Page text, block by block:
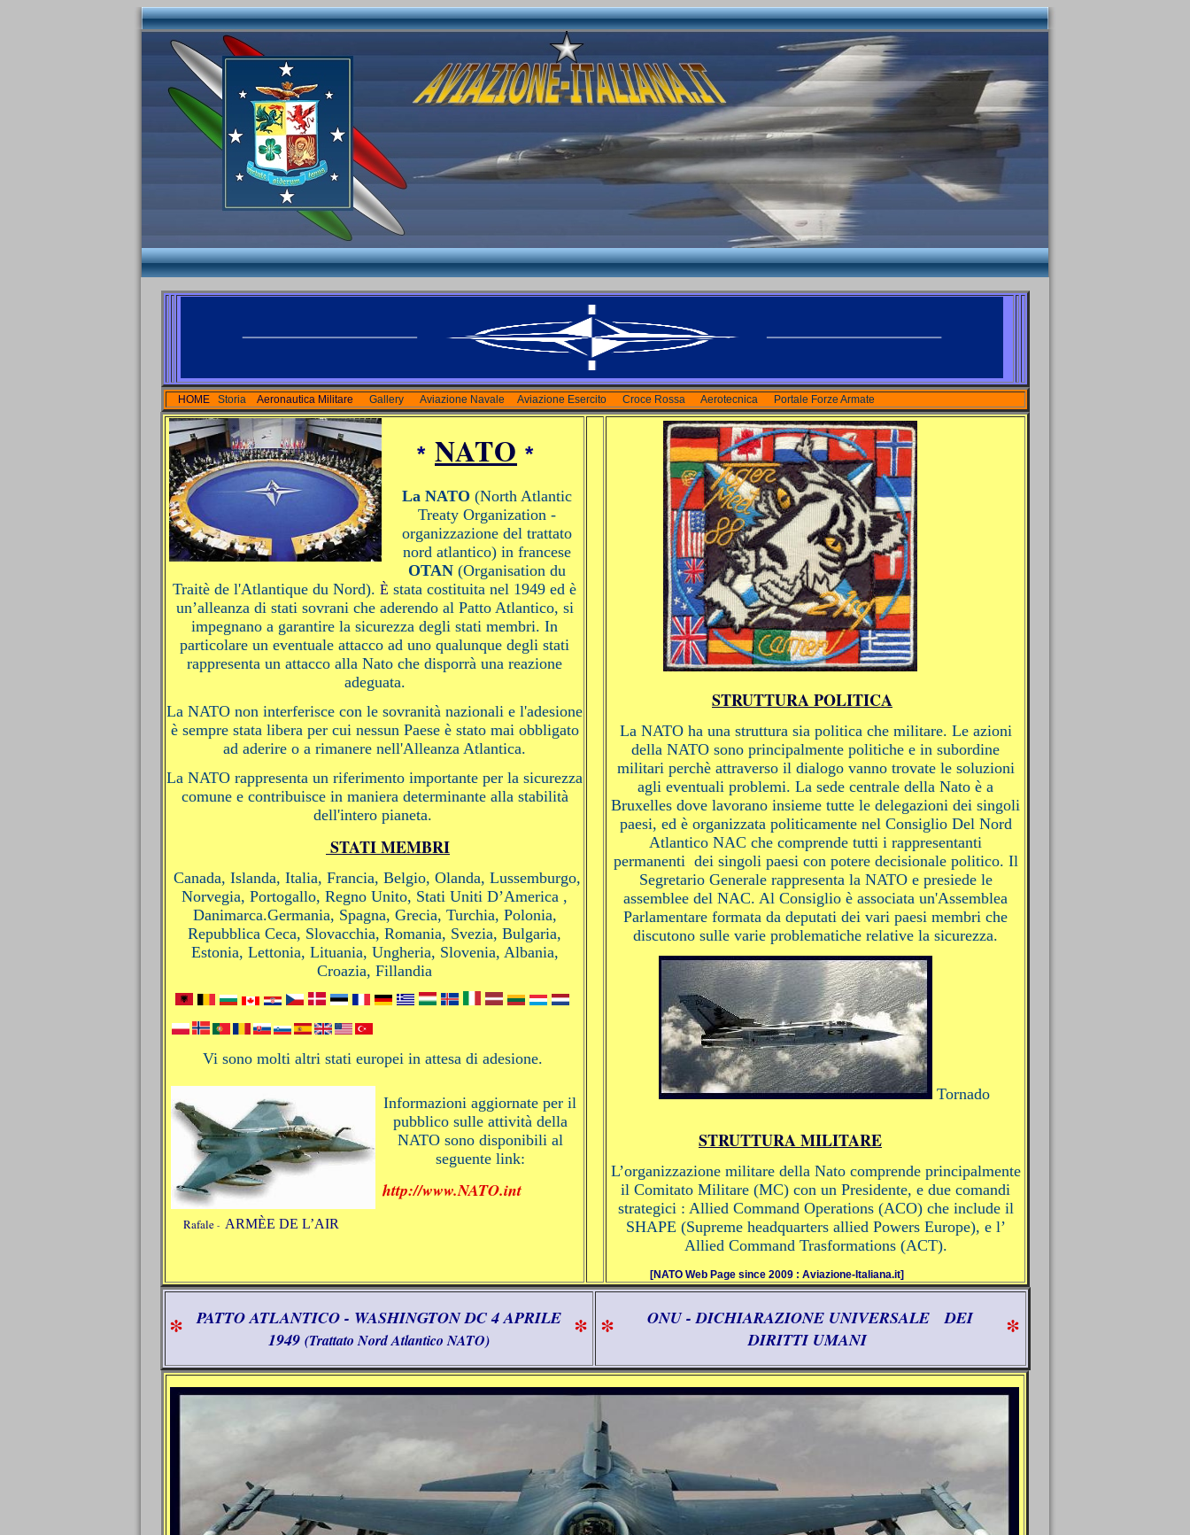
HOME Storia Aeronautica Militare Gallery Aviazione Navale Aviazione Esercito Croce Rossa Aerotecnica Portale Forze Armate
* NATO *
La NATO (North Atlantic
Treaty Organization -
organizzazione del trattato
nord atlantico) in francese
OTAN(Organisation du
Traitè de l'Atlantique du Nord). È stata costituita nel 1949 ed è
un’alleanza di stati sovrani che aderendo al Patto Atlantico, si
impegnano a garantire la sicurezza degli stati membri. In
particolare un eventuale attacco ad uno qualunque degli stati
rappresenta un attacco alla Nato che disporrà una reazione
adeguata.
La NATO non interferisce con le sovranità nazionali e l'adesione
è sempre stata libera per cui nessun Paese è stato mai obbligato
ad aderire o a rimanere nell'Alleanza Atlantica.
La NATO rappresenta un riferimento importante per la sicurezza
comune e contribuisce in maniera determinante alla stabilità
dell'intero pianeta.
STATI MEMBRI
Canada, Islanda, Italia, Francia, Belgio, Olanda, Lussemburgo,
Norvegia, Portogallo, Regno Unito, Stati Uniti D’America ,
Danimarca.Germania, Spagna, Grecia, Turchia, Polonia,
Repubblica Ceca, Slovacchia, Romania, Svezia, Bulgaria,
Estonia, Lettonia, Lituania, Ungheria, Slovenia, Albania,
Croazia, Fillandia
Vi sono molti altri stati europei in attesa di adesione.
Informazioni aggiornate per il
pubblico sulle attività della
NATO sono disponibili al
seguente link:
http://www.NATO.int
Rafale - ARMÈE DE L’AIR
STRUTTURA POLITICA
La NATO ha una struttura sia politica che militare. Le azioni
della NATO sono principalmente politiche e in subordine
militari perchè attraverso il dialogo vanno trovate le soluzioni
agli eventuali problemi. La sede centrale della Nato è a
Bruxelles dove lavorano insieme tutte le delegazioni dei singoli
paesi, ed è organizzata politicamente nel Consiglio Del Nord
Atlantico NAC che comprende tutti i rappresentanti
permanenti dei singoli paesi con potere decisionale politico. Il
Segretario Generale rappresenta la NATO e presiede le
assemblee del NAC. Al Consiglio è associata un'Assemblea
Parlamentare formata da deputati dei vari paesi membri che
discutono sulle varie problematiche relative la sicurezza.
Tornado
STRUTTURA MILITARE
L’organizzazione militare della Nato comprende principalmente
il Comitato Militare (MC) con un Presidente, e due comandi
strategici : Allied Command Operations (ACO) che include il
SHAPE (Supreme headquarters allied Powers Europe), e l’
Allied Command Trasformations (ACT).
[NATO Web Page since 2009 : Aviazione-Italiana.it]
*
PATTO ATLANTICO - WASHINGTON DC 4 APRILE
1949 (Trattato Nord Atlantico NATO) * *
ONU - DICHIARAZIONE UNIVERSALE DEI
DIRITTI UMANI
*